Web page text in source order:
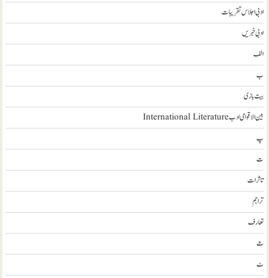
ادبی اجلاس تقریبات
ادبی خبریں
الف
ب
بیت بازی
بین الاقوامی ادب International Literature
پ
ت
تاثرات
تراجم
تعارف
ث
ٹ